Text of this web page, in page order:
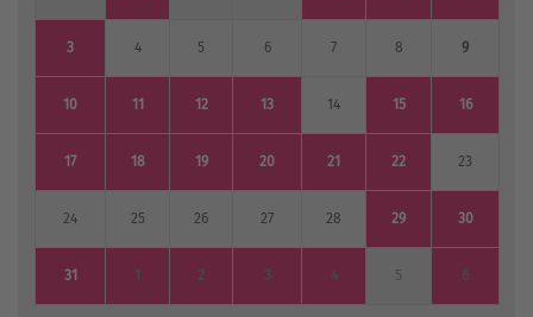
3 4 5 6 7 8 9
10 11 12 13 14 15 16
17 18 19 20 21 22 23
24 25 26 27 28 29 30
31 1 2 3 4 5 6